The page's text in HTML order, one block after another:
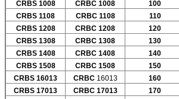
CRBS 1008
CRBC 1008 100
CRBS 1108
CRBC 1108 110
CRBS 1208
CRBC 1208 120
CRBS 1308
CRBC 1308 130
CRBS 1408
CRBC 1408 140
CRBS 1508
CRBC 1508 150
CRBS 16013
CRBC16013 160
CRBS 17013
CRBC 17013 170